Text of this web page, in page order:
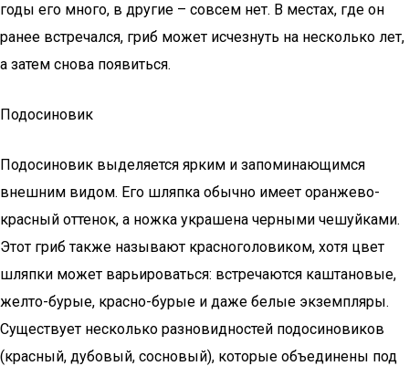
годы его много, в другие – совсем нет. В местах, где он
ранее встречался, гриб может исчезнуть на несколько лет,
а затем снова появиться.
Подосиновик
Подосиновик выделяется ярким и запоминающимся
внешним видом. Его шляпка обычно имеет оранжево-
красный оттенок, а ножка украшена черными чешуйками.
Этот гриб также называют красноголовиком, хотя цвет
шляпки может варьироваться: встречаются каштановые,
желто-бурые, красно-бурые и даже белые экземпляры.
Существует несколько разновидностей подосиновиков
(красный, дубовый, сосновый), которые объединены под